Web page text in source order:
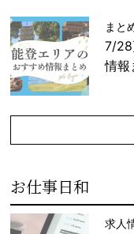
まと
7/28
情報
お仕事日和
求人